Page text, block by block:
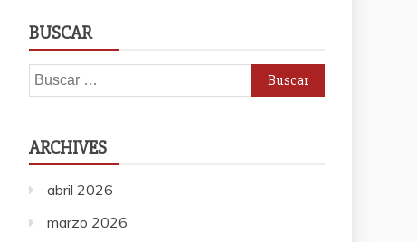
BUSCAR
Buscar:
ARCHIVES
abril 2026
marzo 2026